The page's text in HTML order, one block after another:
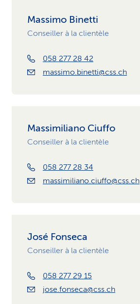
Massimo Binetti
Conseiller à la clientèle
058 277 28 42
massimo.binetti@css.ch
Massimiliano Ciuffo
Conseiller à la clientèle
058 277 28 34
massimiliano.ciuffo@css.ch
José Fonseca
Conseiller à la clientèle
058 277 29 15
jose.fonseca@css.ch